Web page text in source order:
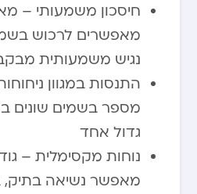
חיסכון משמעותי –
מאפשרים לרכוש
נגיש משמעותית
התנסות במגוון
מספר בשמים שונים
גדול אחד
נוחות מקסימלית –
מאפשר נשיאה בתיק,